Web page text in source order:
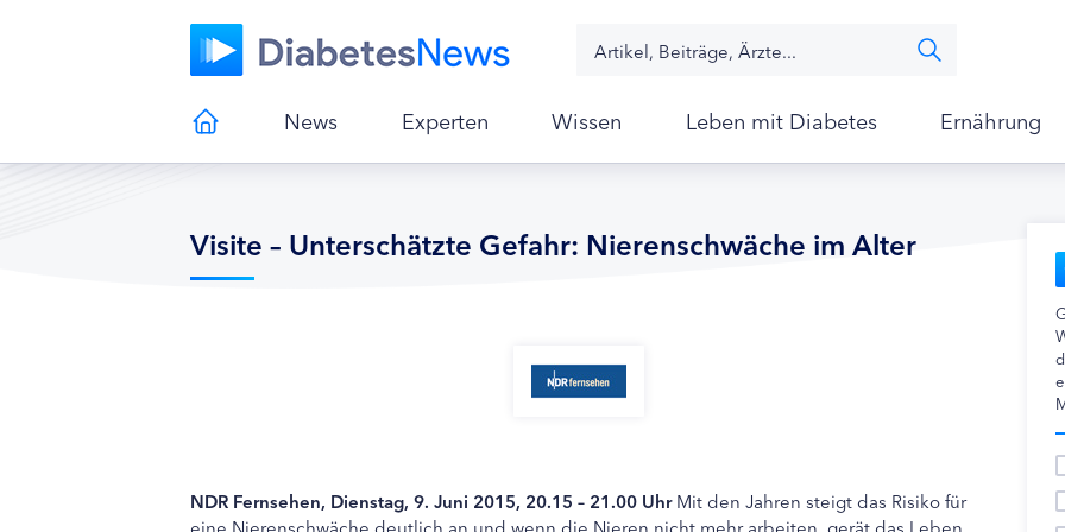
News Experten Wissen Leben mit Diabetes Ernährung
Visite – Unterschätzte Gefahr: Nierenschwäche im Alter
NDR Fernsehen, Dienstag, 9. Juni 2015, 20.15 – 21.00 UhrMit den Jahren steigt das Risiko für
eine Nierenschwäche deutlich an und wenn die Nieren nicht mehr arbeiten, gerät das Leben